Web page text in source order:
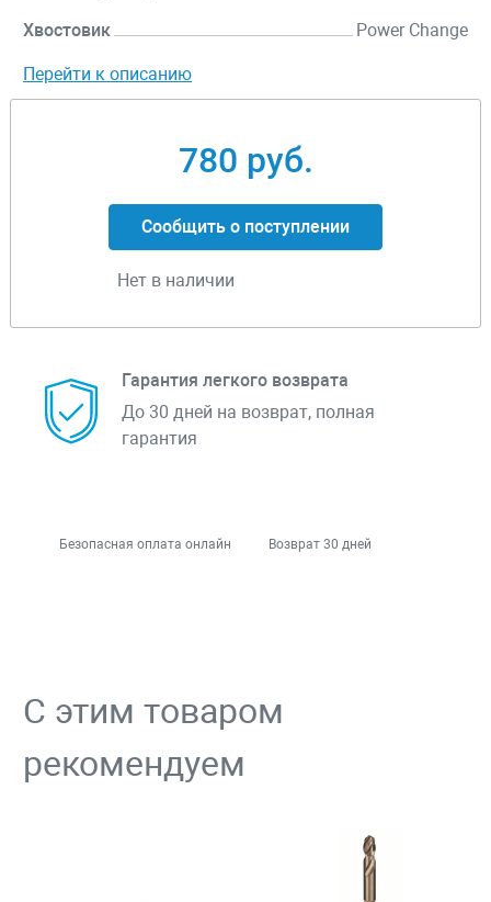
Хвостовик Power Change
Перейти к описанию
780 руб.
Сообщить о поступлении
Нет в наличии
Гарантия легкого возврата
До 30 дней на возврат, полная
гарантия
Безопасная оплата онлайн Возврат 30 дней
С этим товаром
рекомендуем